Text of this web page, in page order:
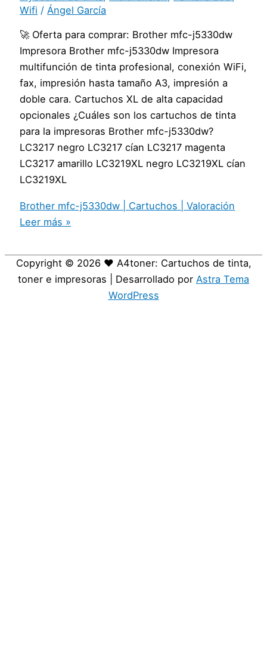
Wifi / Ángel García
🚀 Oferta para comprar: Brother mfc-j5330dw
Impresora Brother mfc-j5330dw Impresora
multifunción de tinta profesional, conexión WiFi,
fax, impresión hasta tamaño A3, impresión a
doble cara. Cartuchos XL de alta capacidad
opcionales ¿Cuáles son los cartuchos de tinta
para la impresoras Brother mfc-j5330dw?
LC3217 negro LC3217 cían LC3217 magenta
LC3217 amarillo LC3219XL negro LC3219XL cían
LC3219XL
Brother mfc-j5330dw | Cartuchos | Valoración
Leer más »
Copyright © 2026 ❤️ A4toner: Cartuchos de tinta,
toner e impresoras | Desarrollado por Astra Tema
WordPress